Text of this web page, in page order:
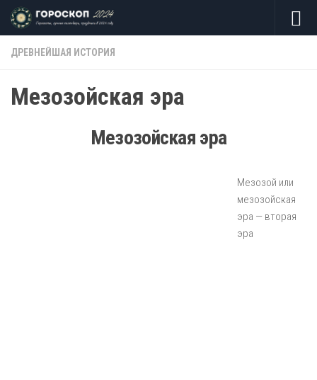
Skip to content
ДРЕВНЕЙШАЯ ИСТОРИЯ
Мезозойская эра
Мезозойская эра
Мезозой или
мезозойская
эра — вторая
эра